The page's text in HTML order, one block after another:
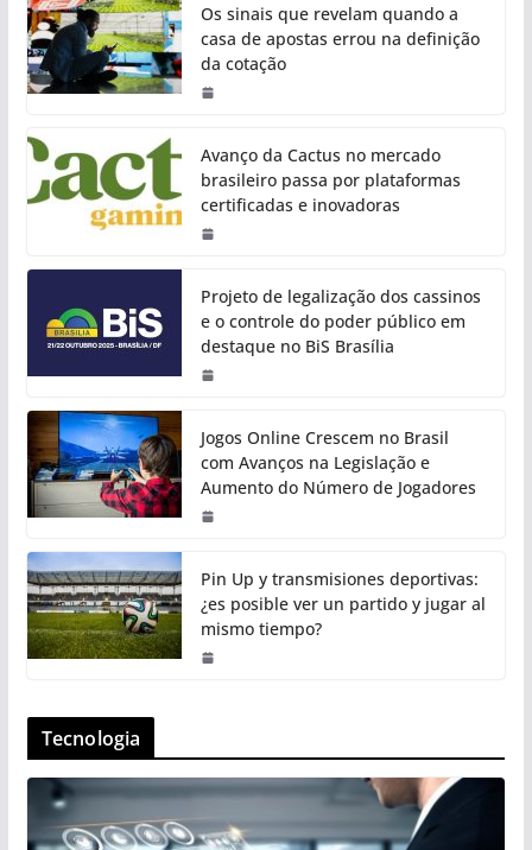
Os sinais que revelam quando a
casa de apostas errou na definição
da cotação
Avanço da Cactus no mercado
brasileiro passa por plataformas
certificadas e inovadoras
Projeto de legalização dos cassinos
e o controle do poder público em
destaque no BiS Brasília
Jogos Online Crescem no Brasil
com Avanços na Legislação e
Aumento do Número de Jogadores
Pin Up y transmisiones deportivas:
¿es posible ver un partido y jugar al
mismo tiempo?
Tecnologia